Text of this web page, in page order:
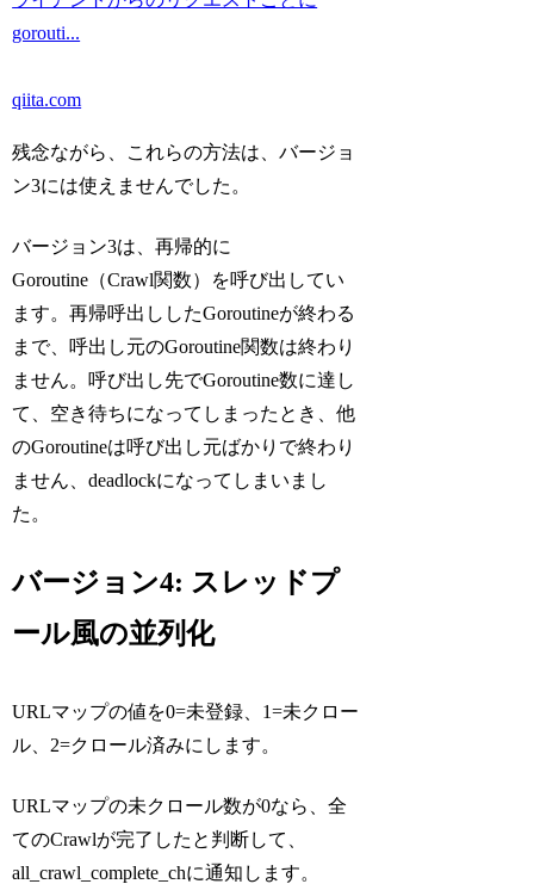
gorouti...
qiita.com
残念ながら、これらの方法は、バージョ
ン3には使えませんでした。
バージョン3は、再帰的に
Goroutine（Crawl関数）を呼び出してい
ます。再帰呼出ししたGoroutineが終わる
まで、呼出し元のGoroutine関数は終わり
ません。呼び出し先でGoroutine数に達し
て、空き待ちになってしまったとき、他
のGoroutineは呼び出し元ばかりで終わり
ません、deadlockになってしまいまし
た。
バージョン4: スレッドプ
ール風の並列化
URLマップの値を0=未登録、1=未クロー
ル、2=クロール済みにします。
URLマップの未クロール数が0なら、全
てのCrawlが完了したと判断して、
all_crawl_complete_chに通知します。